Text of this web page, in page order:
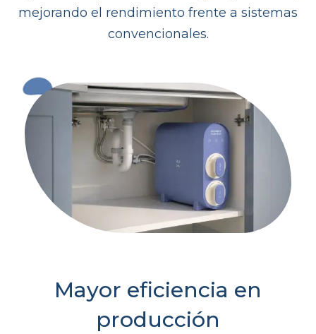
mejorando el rendimiento frente a sistemas
convencionales.
Mayor eficiencia en
producción